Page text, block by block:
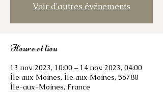
Voir d'autres événements
Heure et lieu
13 nov. 2023, 10:00 – 14 nov. 2023, 04:00
Île aux Moines, Île aux Moines, 56780
Île-aux-Moines, France